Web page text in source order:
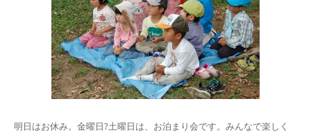
明日はお休み。金曜日?土曜日は、お泊まり会です。みんなで楽しく